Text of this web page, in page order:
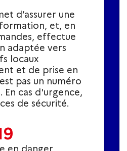
d’assurer une
et, en
effectue
adaptée vers
locaux
et de prise en
pas un numéro
En cas d'urgence,
de sécurité.
en danger